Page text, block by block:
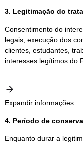
3. Legitimação do
Consentimento do
legais, execução dos
clientes, estudantes,
interesses legítimos do
Expandir informações
4. Período de
Enquanto durar a